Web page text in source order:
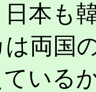
本も
両国
ている